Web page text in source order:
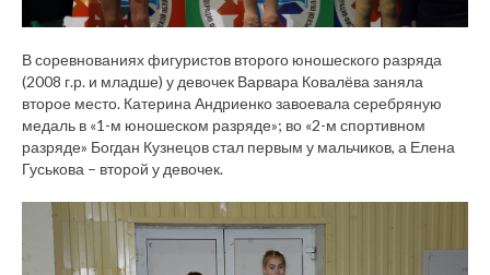
В соревнованиях фигуристов второго юношеского разряда
(2008 г.р. и младше) у девочек Варвара Ковалёва заняла
второе место. Катерина Андриенко завоевала серебряную
медаль в «1-м юношеском разряде»; во «2-м спортивном
разряде» Богдан Кузнецов стал первым у мальчиков, а Елена
Гуськова – второй у девочек.